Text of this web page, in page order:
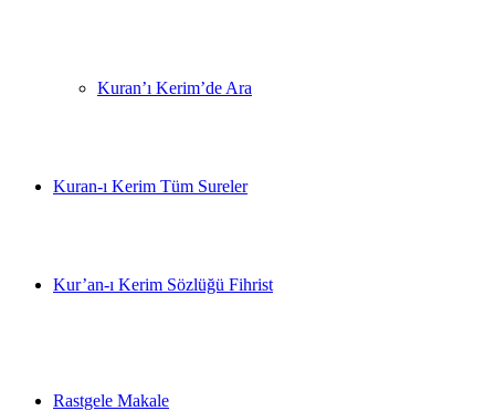
Kuran’ı Kerim’de Ara
Kuran-ı Kerim Tüm Sureler
Kur’an-ı Kerim Sözlüğü Fihrist
Rastgele Makale